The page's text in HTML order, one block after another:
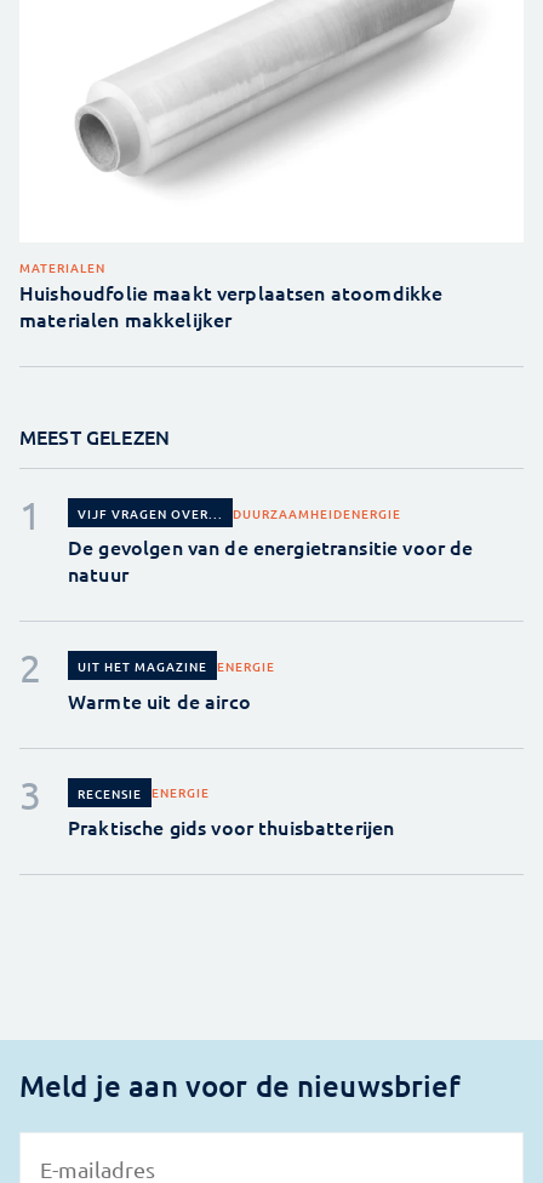
MATERIALEN
Huishoudfolie maakt verplaatsen atoomdikke
materialen makkelijker
MEEST GELEZEN
VIJF VRAGEN OVER... DUURZAAMHEIDENERGIE
De gevolgen van de energietransitie voor de
natuur
UIT HET MAGAZINE ENERGIE
Warmte uit de airco
RECENSIE ENERGIE
Praktische gids voor thuisbatterijen
Meld je aan voor de nieuwsbrief